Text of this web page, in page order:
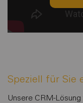
Speziell für Sie
Unsere CRM-